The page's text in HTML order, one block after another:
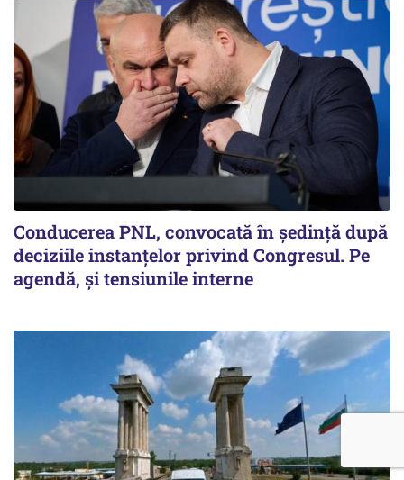
Conducerea PNL, convocată în ședință după
deciziile instanțelor privind Congresul. Pe
agendă, și tensiunile interne